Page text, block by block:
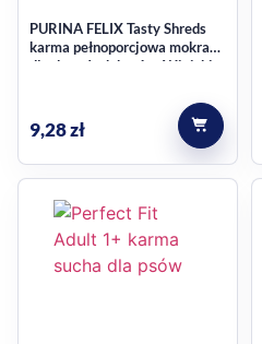
PURINA FELIX Tasty Shreds
karma pełnoporcjowa mokra
dla dorosłych kotów, Wiejskie
9,28zł